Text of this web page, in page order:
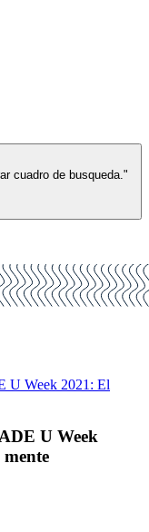
cuadro de busqueda."
U Week 2021: El
U Week